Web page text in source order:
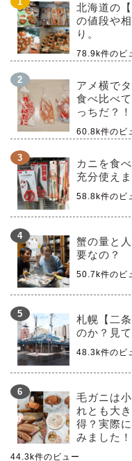
北海道の
の値段や
り。
78.9k件のビ
アメ横で
食べ比べ
っちだ？！
60.8k件のビ
カニを食
充分使えま
58.8k件のビ
蟹の量と
要なの？
50.7k件のビ
札幌【二
のか？見
48.3k件のビ
毛ガニは
れとも大
得？実際
みました！
44.3k件のビュー